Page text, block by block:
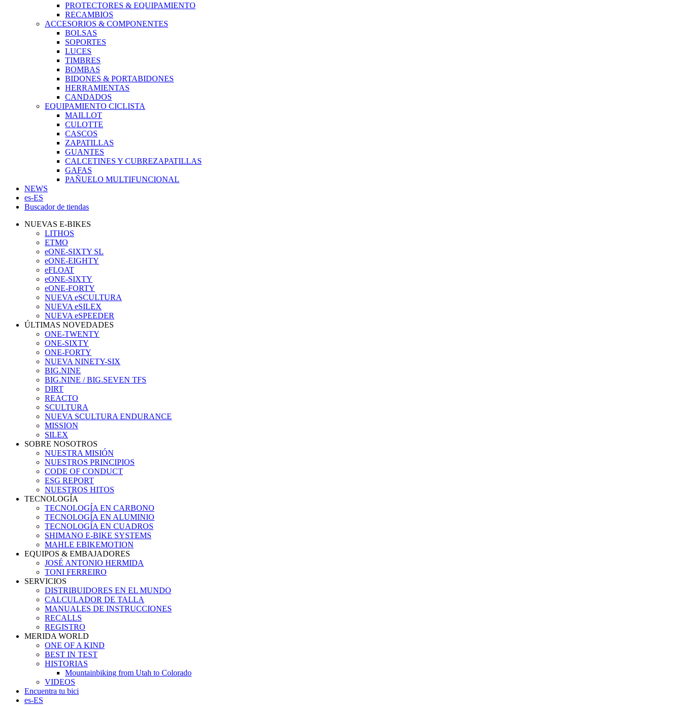
PROTECTORES & EQUIPAMIENTO
RECAMBIOS
ACCESORIOS & COMPONENTES
BOLSAS
SOPORTES
LUCES
TIMBRES
BOMBAS
BIDONES & PORTABIDONES
HERRAMIENTAS
CANDADOS
EQUIPAMIENTO CICLISTA
MAILLOT
CULOTTE
CASCOS
ZAPATILLAS
GUANTES
CALCETINES Y CUBREZAPATILLAS
GAFAS
PAÑUELO MULTIFUNCIONAL
NEWS
es-ES
Buscador de tiendas
NUEVAS E-BIKES
LITHOS
ETMO
eONE-SIXTY SL
eONE-EIGHTY
eFLOAT
eONE-SIXTY
eONE-FORTY
NUEVA eSCULTURA
NUEVA eSILEX
NUEVA eSPEEDER
ÚLTIMAS NOVEDADES
ONE-TWENTY
ONE-SIXTY
ONE-FORTY
NUEVA NINETY-SIX
BIG.NINE
BIG.NINE / BIG.SEVEN TFS
DIRT
REACTO
SCULTURA
NUEVA SCULTURA ENDURANCE
MISSION
SILEX
SOBRE NOSOTROS
NUESTRA MISIÓN
NUESTROS PRINCIPIOS
CODE OF CONDUCT
ESG REPORT
NUESTROS HITOS
TECNOLOGÍA
TECNOLOGÍA EN CARBONO
TECNOLOGÍA EN ALUMINIO
TECNOLOGÍA EN CUADROS
SHIMANO E-BIKE SYSTEMS
MAHLE EBIKEMOTION
EQUIPOS & EMBAJADORES
JOSÉ ANTONIO HERMIDA
TONI FERREIRO
SERVICIOS
DISTRIBUIDORES EN EL MUNDO
CALCULADOR DE TALLA
MANUALES DE INSTRUCCIONES
RECALLS
REGISTRO
MERIDA WORLD
ONE OF A KIND
BEST IN TEST
HISTORIAS
Mountainbiking from Utah to Colorado
VIDEOS
Encuentra tu bici
es-ES